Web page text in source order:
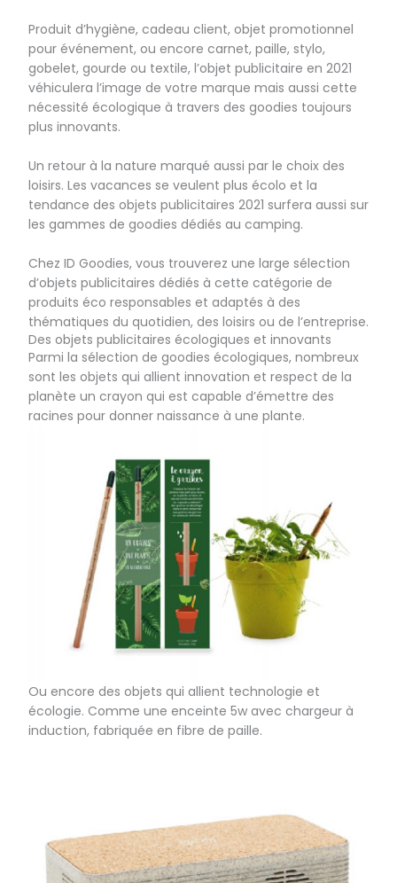
Produit d’hygiène, cadeau client, objet promotionnel
pour événement, ou encore carnet, paille, stylo,
gobelet, gourde ou textile, l’objet publicitaire en 2021
véhiculera l’image de votre marque mais aussi cette
nécessité écologique à travers des goodies toujours
plus innovants.
Un retour à la nature marqué aussi par le choix des
loisirs. Les vacances se veulent plus écolo et la
tendance des objets publicitaires 2021 surfera aussi sur
les gammes de goodies dédiés au camping.
Chez ID Goodies, vous trouverez une large sélection
d’objets publicitaires dédiés à cette catégorie de
produits éco responsables et adaptés à des
thématiques du quotidien, des loisirs ou de l’entreprise.
Des objets publicitaires écologiques et innovants
Parmi la sélection de goodies écologiques, nombreux
sont les objets qui allient innovation et respect de la
planète un crayon qui est capable d’émettre des
racines pour donner naissance à une plante.
Ou encore des objets qui allient technologie et
écologie. Comme une enceinte 5w avec chargeur à
induction, fabriquée en fibre de paille.